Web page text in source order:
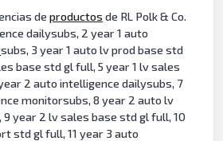
deproductos de RL Polk & Co.
dailysubs, 2 year 1 auto
subs, 3 year 1 auto lv prod base std
base std gl full, 5 year 1 lv sales
2 auto intelligence dailysubs, 7
monitorsubs, 8 year 2 auto lv
year 2 lv sales base std gl full, 10
std gl full, 11 year 3 auto